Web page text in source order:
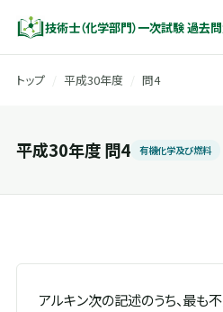
技術士（化学部門）一次試験 過去
トップ 平成30年度 問4
平成30年度 問4 有機化学及び燃料
アルキン次の記述のうち、最も